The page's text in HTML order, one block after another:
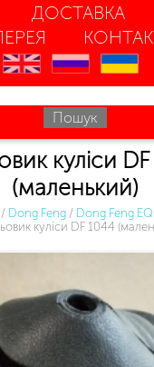
ДОСТАВКА
en ru uk
куліси
(маленький)
/ Dong Feng / Dong Feng
куліси DF 1044